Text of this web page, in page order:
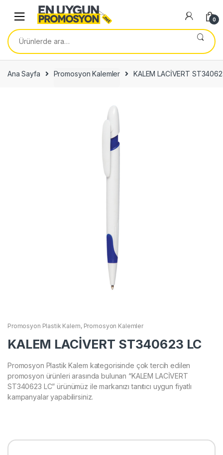
navigation
content
0
Ara:
Ana Sayfa Promosyon Kalemler KALEM LACİVERT
Promosyon Plastik Kalem, Promosyon Kalemler
KALEM LACİVERT ST340623 LC
Promosyon Plastik Kalem kategorisinde çok tercih edilen
promosyon ürünleri arasında bulunan “KALEM LACİVERT
ST340623 LC” ürünümüz ile markanızı tanıtıcı uygun fiyatlı
kampanyalar yapabilirsiniz.